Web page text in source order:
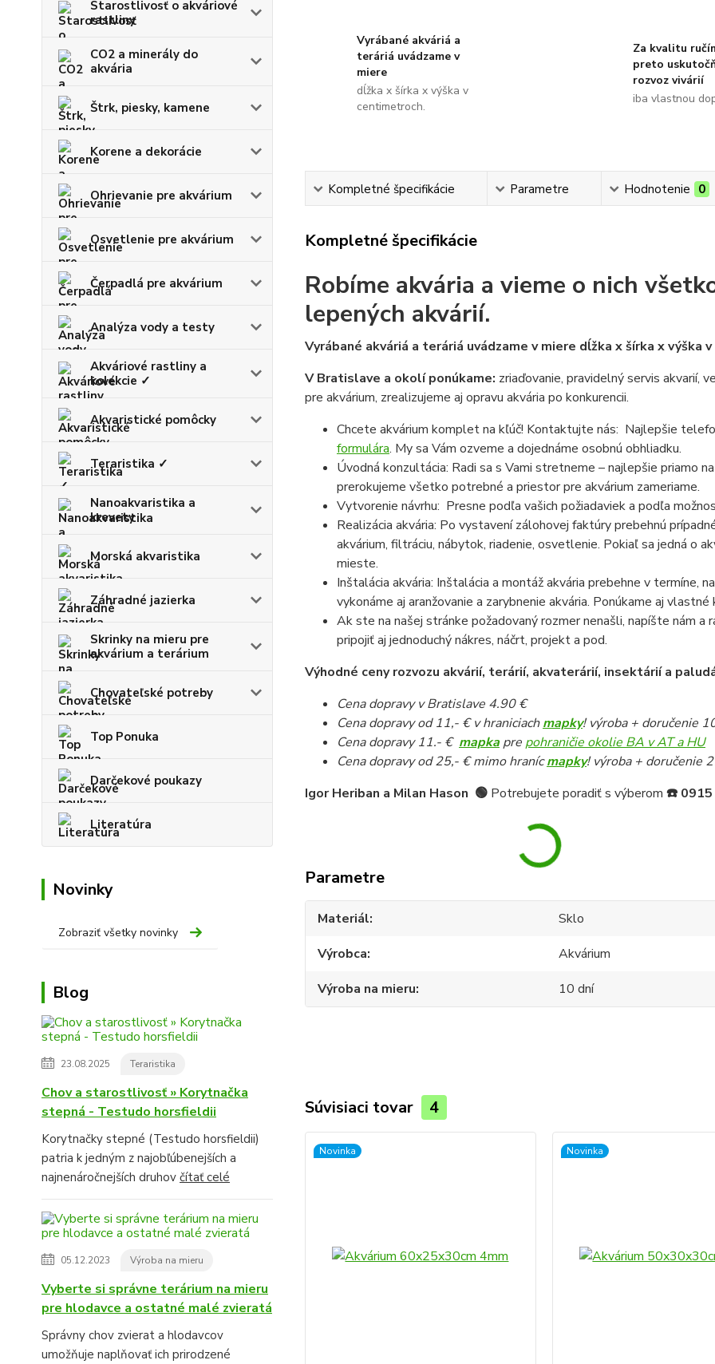
Starostlivosť o akváriové
rastliny
CO2 a minerály do
akvária
Štrk, piesky, kamene
Korene a dekorácie
Ohrievanie pre akvárium
Osvetlenie pre akvárium
Čerpadlá pre akvárium
Analýza vody a testy
Akváriové rastliny a
kolekcie ✓
Akvaristické pomôcky
Teraristika ✓
Nanoakvaristika a
krevety
Morská akvaristika
Záhradné jazierka
Skrinky na mieru pre
akvárium a terárium
Chovateľské potreby
Top Ponuka
Darčekové poukazy
Literatúra
Novinky
Zobraziť všetky novinky
Blog
23.08.2025 Teraristika
Chov a starostlivosť » Korytnačka
stepná - Testudo horsfieldii
Korytnačky stepné (Testudo horsfieldii)
patria k jedným z najobľúbenejších a
najnenáročnejších druhov čítať celé
05.12.2023 Výroba na mieru
Vyberte si správne terárium na mieru
pre hlodavce a ostatné malé zvieratá
Správny chov zvierat a hlodavcov
umožňuje naplňovať ich prirodzené
Vyrábané akváriá a
teráriá uvádzame v
miere
dĺžka x šírka x výška v
centimetroch.
Za kvalitu
preto
rozvoz vivárií
iba vlastnou
Kompletné špecifikácie Parametre Hodnotenie 0
Kompletné špecifikácie
Robíme akvária a vieme o nich
lepených akvárií.
Vyrábané akváriá a teráriá uvádzame v miere dĺžka x šírka x výška
V Bratislave a okolí ponúkame: zriaďovanie, pravidelný servis akvarií,
pre akvárium, zrealizujeme aj opravu akvária po konkurencii.
Chcete akvárium komplet na kľúč! Kontaktujte nás: Najlepšie
formulára. My sa Vám ozveme a dojednáme osobnú obhliadku.
Úvodná konzultácia: Radi sa s Vami stretneme – najlepšie priamo
prerokujeme všetko potrebné a priestor pre akvárium zameriame.
Vytvorenie návrhu: Presne podľa vašich požiadaviek a podľa
Realizácia akvária: Po vystavení zálohovej faktúry prebehnú
akvárium, filtráciu, nábytok, riadenie, osvetlenie. Pokiaľ sa jedná o
mieste.
Inštalácia akvária: Inštalácia a montáž akvária prebehne v termíne,
vykonáme aj aranžovanie a zarybnenie akvária. Ponúkame aj
Ak ste na našej stránke požadovaný rozmer nenašli, napíšte nám
pripojiť aj jednoduchý nákres, náčrt, projekt a pod.
Výhodné ceny rozvozu akvárií, terárií, akvaterárií, insektárií a
Cena dopravy v Bratislave 4.90 €
Cena dopravy od 11,- € v hraniciachmapky! výroba + doručenie
Cena dopravy 11.- € mapkapre pohraničie okolie BA v AT a HU
Cena dopravy od 25,- € mimo hranícmapky! výroba + doručenie
Igor Heriban a Milan Hason 🟢 Potrebujete poradiť s výberom ☎️
Parametre
Materiál
Sklo
Výrobca
Akvárium
Výroba na mieru
10 dní
Súvisiaci tovar 4
Novinka Novinka